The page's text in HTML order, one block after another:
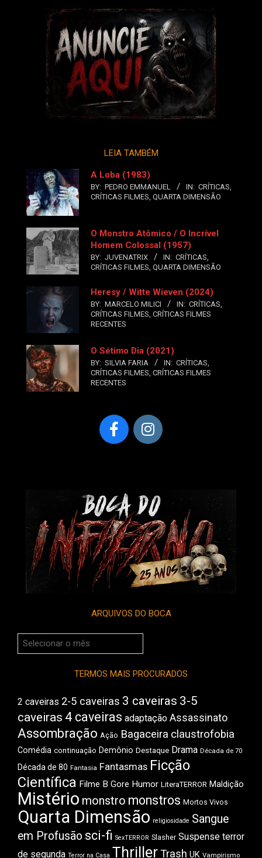
LEIA TAMBÉM
A Loba (1983)
BY: PEDRO EMMANUEL IN: CRÍTICAS,
CRÍTICAS FILMES, QUARTA DIMENSÃO
O Monstro Atômico / O Incrível
Homem Colossal (1957)
BY: JUVENATRIX IN: CRÍTICAS,
CRÍTICAS FILMES, QUARTA DIMENSÃO
Heresy / Witte Wieven (2024)
BY: MARCELO MILICI IN: CRÍTICAS,
CRÍTICAS FILMES, CRÍTICAS FILMES
RECENTES
O Sétimo Dia (2021)
BY: SILVIA FARIA IN: CRÍTICAS,
CRÍTICAS FILMES, CRÍTICAS FILMES
RECENTES
ARQUIVOS DO BOCA
Arquivos
do
TERMOS MAIS PROCURADOS
2 caveiras 2-5 caveiras 3 caveiras 3-5
caveiras 4 caveiras adaptação Assassinato
Assombração Ação Bagaceira claustrofobia
Comédia continuação Demônio Destaque Drama Década de 70
Década de 80 Fantasia Fantasmas Ficção
Científica Filme B Gore Humor LiteraTERROR Maldição
Mistério monstro monstros Mortos Vivos
Quarta Dimensão religiosidade Sangue
em Profusão sci-fi SexTERROR Slasher Suspense terror
de segunda Terror na Casa ThrillerTrash UK Vampirismo